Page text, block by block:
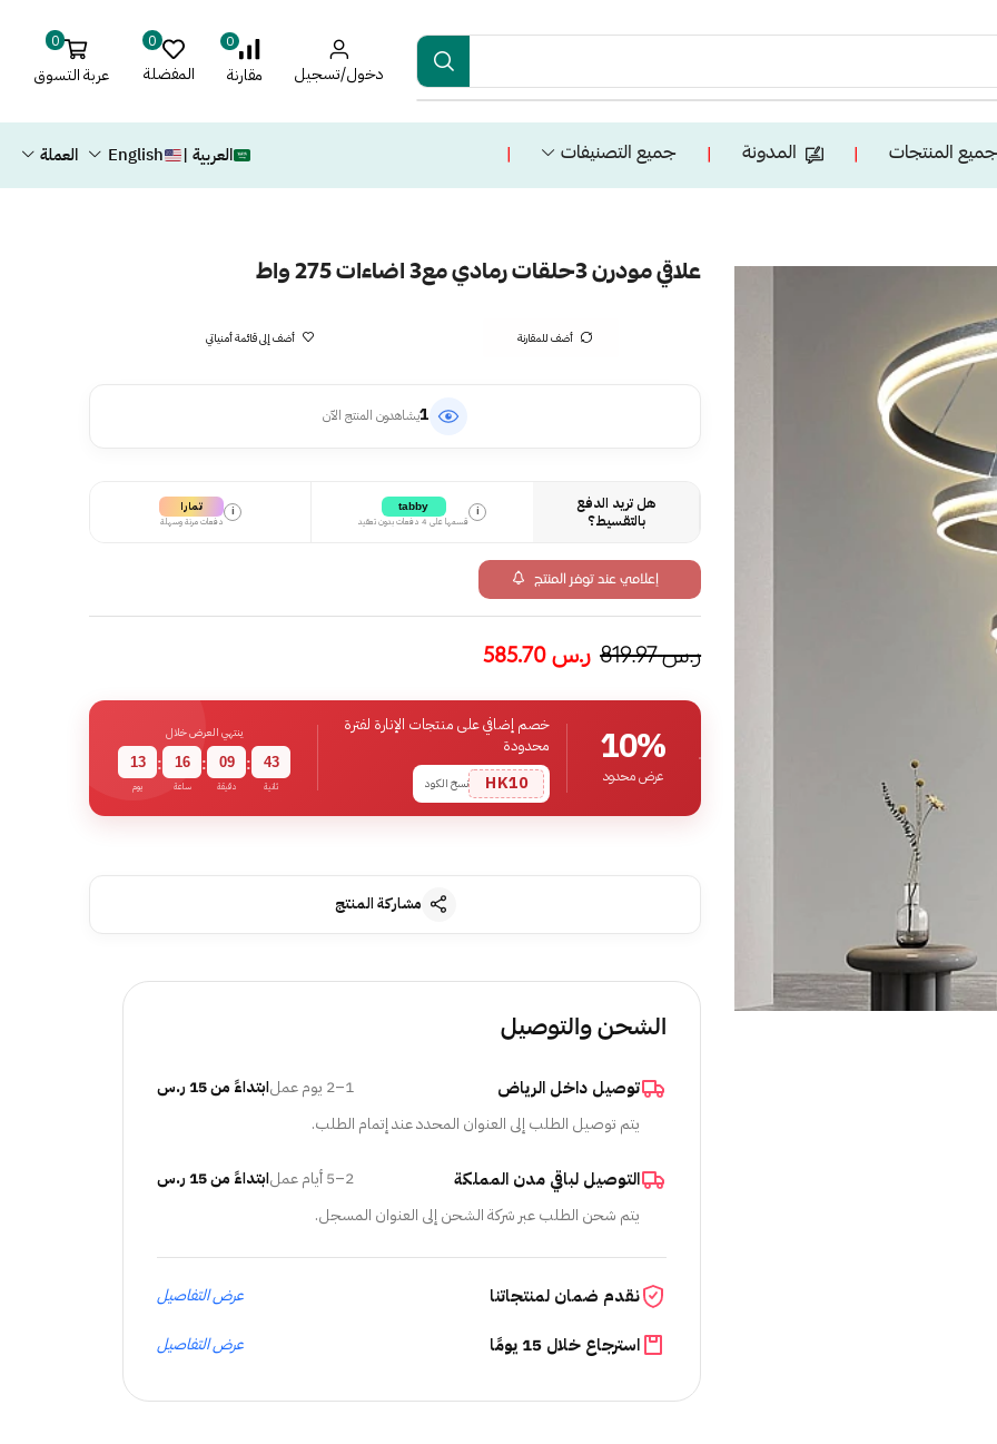
دخول/تسجيل
0
مقارنة
0
المفضلة
0
عربة التسوق
جميع المنتجات ❘ المدونة ❘ جميع التصنيفات ❘ العربية | English العملة
علاقي مودرن 3حلقات رمادي مع3 اضاءات 275 واط
أضف للمقارنة أضف إلى قائمة أمنياتي
1يشاهدون المنتج الآن
هل تريد الدفع
بالتقسيط؟
i
tabby
قسمها على 4 دفعات بدون تعقيد
i تمارا
دفعات مرنة وسهلة
إعلامي عند توفر المنتج
ر.س819.97 ر.س585.70
10%
عرض محدود
خصم إضافي على منتجات الإنارة لفترة
محدودة
HK10 نسخ الكود
ينتهي العرض خلال
13
يوم
: 16
ساعة
: 09
دقيقة
: 42
ثانية
مشاركة المنتج
الشحن والتوصيل
توصيل داخل الرياض 1–2 يوم عمل
ابتداءً من 15 ر.س
يتم توصيل الطلب إلى العنوان المحدد عند إتمام الطلب.
التوصيل لباقي مدن المملكة 2–5 أيام عمل
ابتداءً من 15 ر.س
يتم شحن الطلب عبر شركة الشحن إلى العنوان المسجل.
نقدم ضمان لمنتجاتنا عرض التفاصيل
استرجاع خلال 15 يومًا عرض التفاصيل